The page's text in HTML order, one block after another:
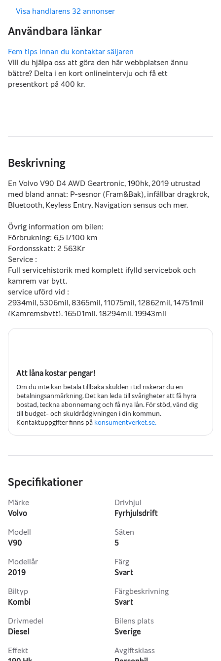
Visa handlarens 32 annonser
Vill du hjälpa oss att göra den här webbplatsen ännu
bättre? Delta i en kort onlineintervju och få ett
presentkort på 400 kr.
Beskrivning
En Volvo V90 D4 AWD Geartronic, 190hk, 2019 utrustad
med bland annat: P-sesnor (Fram&Bak), infällbar dragkrok,
Bluetooth, Keyless Entry, Navigation sensus och mer.
Övrig information om bilen:
Förbrukning: 6,5 l/100 km
Fordonsskatt: 2 563Kr
Service :
Full servicehistorik med komplett ifylld servicebok och
kamrem var bytt.
service uförd vid :
2934mil, 5306mil, 8365mil, 11075mil, 12862mil, 14751mil
(Kamremsbytt), 16501mil, 18294mil, 19943mil
Finansiering & Försäkring
Vi erbjuder finansieringslösningar som passar just dina
behov, inklusive räntefri finansiering upp till 100 000 kr
med en återbetalningstid på 36 månader. Vi erbjuder även
möjligheten att teckna helförsäkring genom Hedvig utan
bindningstid, från 249 kr/mån i 60 dagar.
Vänligen notera: Vi reserverar oss för eventuella
vänligen kontakta oss via telefon eller e-post innan ert
besök.
Registreringsavgift tillkommer på alla fordon
Varmt välkomna till 5 Star Motors AB!
Att låna kostar pengar!
Om du inte kan betala tillbaka skulden i tid riskerar du en
betalningsanmärkning. Det kan leda till svårigheter att få hyra
bostad, teckna abonnemang och få nya lån. För stöd, vänd dig
till budget- och skuldrådgivningen i din kommun.
Kontaktuppgifter finns på konsumentverket.se.
Specifikationer
Märke
Volvo
Modell
V90
Modellår
2019
Biltyp
Kombi
Drivmedel
Diesel
Effekt
Drivhjul
Fyrhjulsdrift
Säten
5
Färg
Svart
Färgbeskrivning
Svart
Bilens plats
Sverige
Avgiftsklass